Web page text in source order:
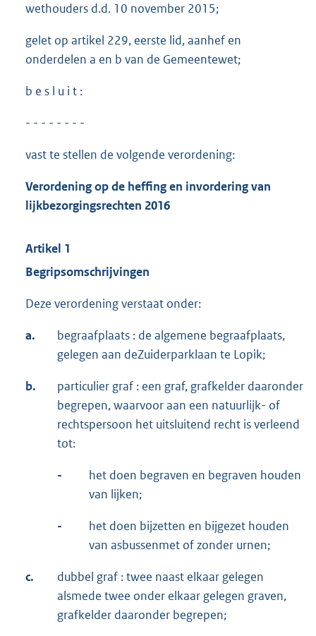
wethouders d.d. 10 november 2015;
gelet op artikel 229, eerste lid, aanhef en
onderdelen a en b van de Gemeentewet;
b e s l u i t :
- - - - - - - -
vast te stellen de volgende verordening:
Verordening op de heffing en invordering van
lijkbezorgingsrechten 2016
Artikel 1
Begripsomschrijvingen
Deze verordening verstaat onder:
a.
begraafplaats : de algemene begraafplaats,
gelegen aan deZuiderparklaan te Lopik;
b.
particulier graf : een graf, grafkelder daaronder
begrepen, waarvoor aan een natuurlijk- of
rechtspersoon het uitsluitend recht is verleend
tot:
-
het doen begraven en begraven houden
van lijken;
-
het doen bijzetten en bijgezet houden
van asbussenmet of zonder urnen;
c.
dubbel graf : twee naast elkaar gelegen
alsmede twee onder elkaar gelegen graven,
grafkelder daaronder begrepen;